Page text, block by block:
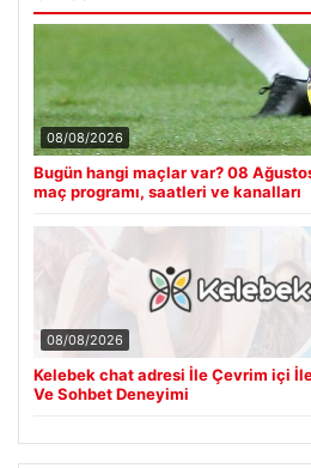
08/08/2026
Bugün hangi maçlar var? 08
maç programı, saatleri ve kanalları
08/08/2026
Kelebek chat adresi İle Çevrim içi
Ve Sohbet Deneyimi